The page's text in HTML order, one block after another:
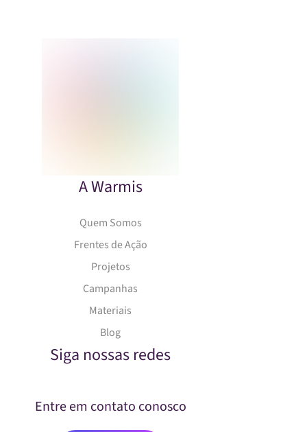
A Warmis
Quem Somos
Frentes de Ação
Projetos
Campanhas
Materiais
Blog
Siga nossas redes
Entre em contato conosco